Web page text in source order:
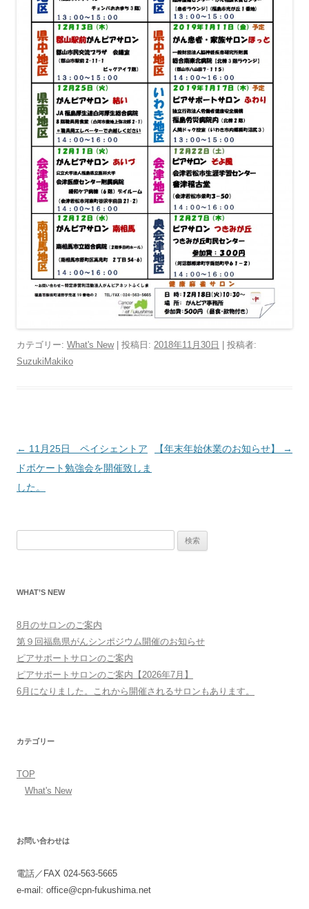
カテゴリー: What's New| 投稿日: 2018年11月30日
投稿者:
SuzukiMakiko
投
稿
ナ
← 11月25日 ペイシェントア
ドボケート勉強会を開催致しま
した。
【年末年始休業のお知らせ】 →
WHAT’S NEW
8月のサロンのご案内
第９回福島県がんシンポジウム開催のお知らせ
ピアサポートサロンのご案内
ピアサポートサロンのご案内【2026年7月】
6月になりました。これから開催されるサロンもあります。
カテゴリー
TOP
What's New
お問い合わせは
電話／FAX 024-563-5665
e-mail: office@cpn-fukushima.net